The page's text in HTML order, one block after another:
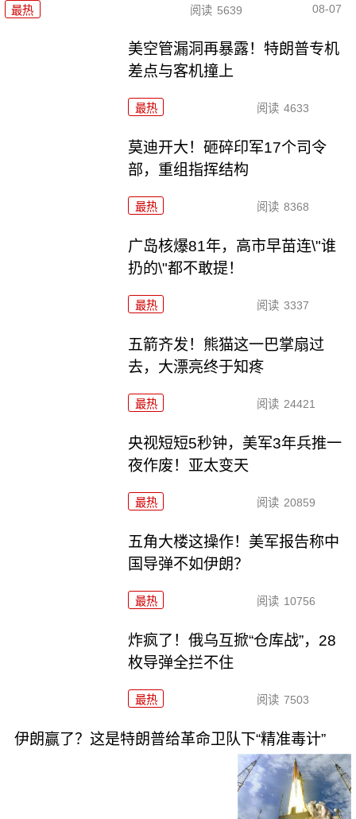
最热 阅读 5639 08-07
美空管漏洞再暴露！特朗普专机
差点与客机撞上
最热 阅读 4633
莫迪开大！砸碎印军17个司令
部，重组指挥结构
最热 阅读 8368
广岛核爆81年，高市早苗连\"谁
扔的\"都不敢提！
最热 阅读 3337
五箭齐发！熊猫这一巴掌扇过
去，大漂亮终于知疼
最热 阅读 24421
央视短短5秒钟，美军3年兵推一
夜作废！亚太变天
最热 阅读 20859
五角大楼这操作！美军报告称中
国导弹不如伊朗？
最热 阅读 10756
炸疯了！俄乌互掀“仓库战”，28
枚导弹全拦不住
最热 阅读 7503
伊朗赢了？这是特朗普给革命卫队下“精准毒计”